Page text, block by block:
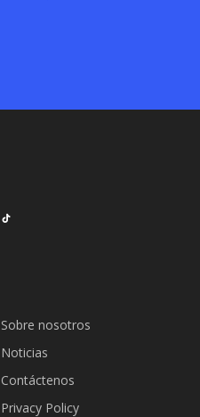
Sobre nosotros
Noticias
Contáctenos
Privacy Policy